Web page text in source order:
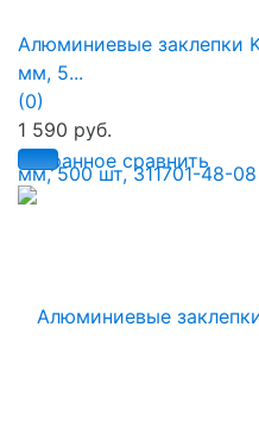
избранное сравнить
Алюминиевые заклепки
мм, 5...
(0)
1 590 руб.